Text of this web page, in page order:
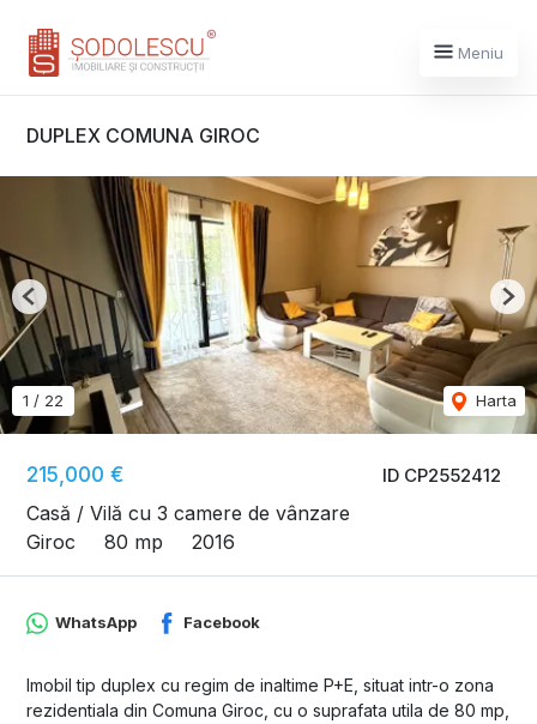
Meniu
DUPLEX COMUNA GIROC
ID CP2552412
215,000 €
Casă / Vilă cu 3 camere de vânzare
Giroc
80 mp 2016
1 / 22 Harta
Previous
WhatsApp Facebook
Imobil tip duplex cu regim de inaltime P+E, situat intr-o zona
rezidentiala din Comuna Giroc, cu o suprafata utila de 80 mp,